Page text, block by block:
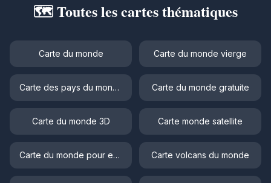
🗺️ Toutes les cartes thématiques
Carte du monde Carte du monde vierge
Carte des pays du monde Carte du monde gratuite
Carte du monde 3D Carte monde satellite
Carte du monde pour enfant Carte volcans du monde